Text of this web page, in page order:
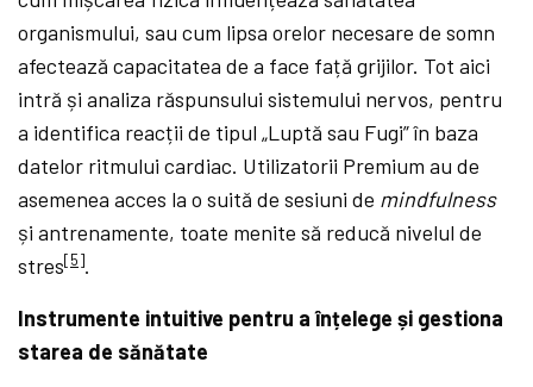
organismului, sau cum lipsa orelor necesare de somn
afectează capacitatea de a face față grijilor. Tot aici
intră și analiza răspunsului sistemului nervos, pentru
a identifica reacții de tipul „Luptă sau Fugi” în baza
datelor ritmului cardiac. Utilizatorii Premium au de
asemenea acces la o suită de sesiuni de mindfulness
și antrenamente, toate menite să reducă nivelul de
stres[5].
Instrumente intuitive pentru a înțelege și gestiona
starea de sănătate